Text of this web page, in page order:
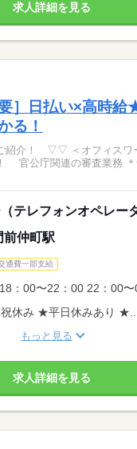
求人詳細を見る
］日払い×高時給
る！
スワーク＞ ＊マニュ
官公庁関連の審査業務 ＊
テレフォンオペレー
前仲町駅
通費一部支給
：00〜22：00 22：00〜
休み ★平日休みあり ★...
もっと見る
求人詳細を見る